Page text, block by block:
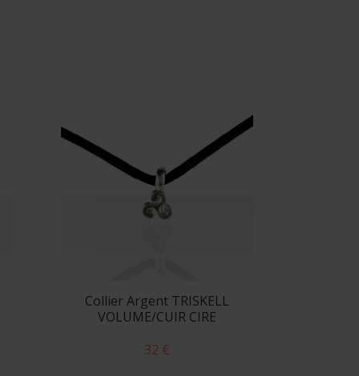
Collier Argent TRISKELL
VOLUME/CUIR CIRE
32 €